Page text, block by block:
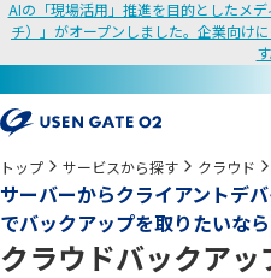
AIの「現場活用」推進を目的としたメ
チ）」がオープンしました。企業向け
す
トップ サービスから探す クラウド
サーバーからクライアントデ
でバックアップを取りたいなら
クラウドバックアッ